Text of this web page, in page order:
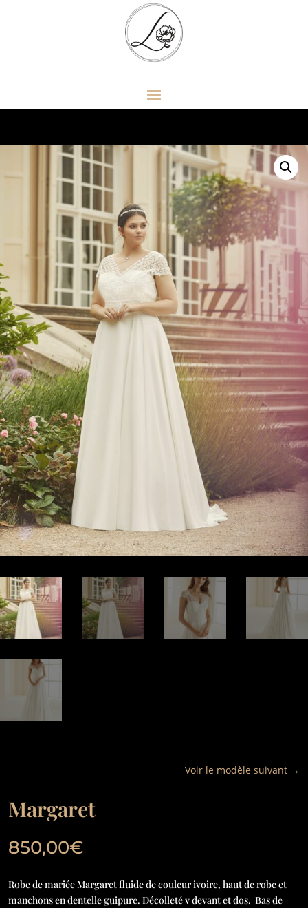
Voir le modèle suivant →
Margaret
850,00€
Robe de mariée Margaret fluide de couleur ivoire, haut de robe et
manchons en dentelle guipure. Décolleté v devant et dos. Bas de